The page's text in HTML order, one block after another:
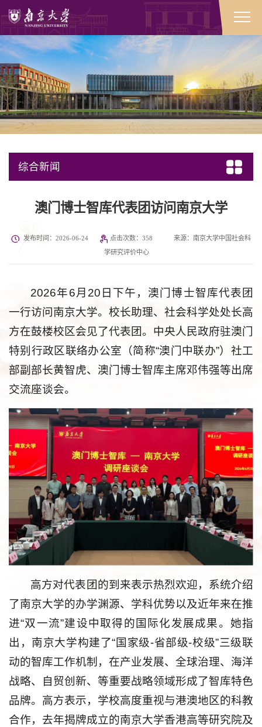
综合新闻
澳门博士智库代表团访问南京大学
发布时间：2026-06-24 点击次数：358
来源：南京大学中国社会科
学研究评价中心
2026年6月20日下午，澳门博士智库代表团
一行访问南京大学。校长助理、社会科学处处长高
方在鼓楼校区会见了代表团。中央人民政府驻澳门
特别行政区联络办公室（简称“澳门中联办”）社工
部副部长黄智虎、澳门博士智库主席邓伟强等出席
交流座谈会。
高方对代表团的到来表示热烈欢迎，系统介绍
了南京大学的办学渊源、学科优势以及近年来在推
进“双一流”建设中取得的国际化发展成果。她指
出，南京大学构建了“国家级-省部级-校级”三级联
动的智库工作机制，在产业发展、全球治理、海洋
战略、自贸创新、等重要战略领域形成了智库特色
品牌。高方表示，学校高度重视与港澳地区的科教
合作，去年揭牌成立的南京大学香港高等研究院及